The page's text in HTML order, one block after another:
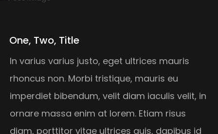
One, Two, Title
In varius varius justo, eget ultrices mauris
rhoncus non. Morbi tristique, mauris eu
imperdiet bibendum, velit diam iaculis velit, in
ornare massa enim at lorem. Etiam risus
diam, porttitor vitae ultrices quis, dapibus id